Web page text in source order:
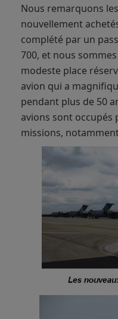
Nous remarquons
nouvellement
complété par un
700, et nous
modeste place
avion qui a
pendant plus de 50
avions sont occupés
missions,